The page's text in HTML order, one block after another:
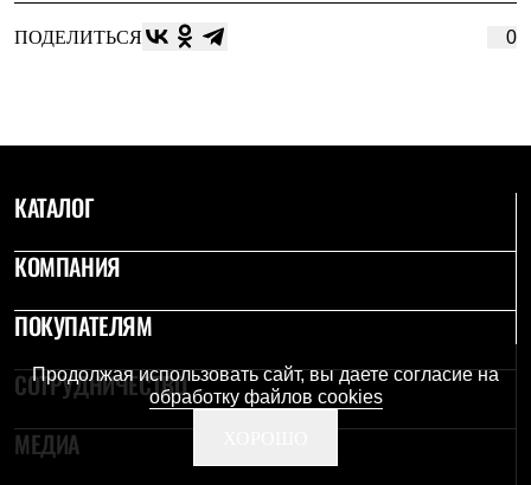
ПОДЕЛИТЬСЯ 0
КАТАЛОГ
КОМПАНИЯ
ПОКУПАТЕЛЯМ
СОТРУДНИЧЕСТВО
МЕДИА
Продолжая использовать сайт, вы даете согласие на
обработку файлов cookies